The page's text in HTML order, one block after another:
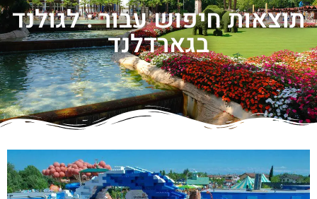
תוצאות חיפוש עבור : לגולנד
בגארדלנד